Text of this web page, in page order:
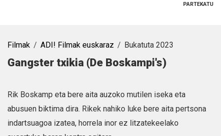
PARTEKATU
Filmak ADI! Filmak euskaraz Bukatuta 2023
Gangster txikia (De Boskampi's)
Rik Boskamp eta bere aita auzoko mutilen iseka eta
abusuen biktima dira. Rikek nahiko luke bere aita pertsona
indartsuagoa izatea, horrela inor ez litzatekeelako